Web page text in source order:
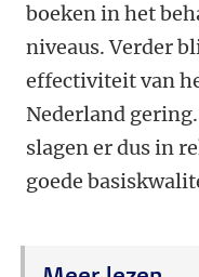
boeken in het
niveaus. Verder
effectiviteit van
Nederland
slagen er dus in
goede